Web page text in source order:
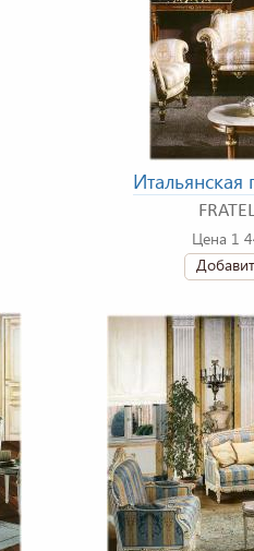
Итальянская
Цена 1